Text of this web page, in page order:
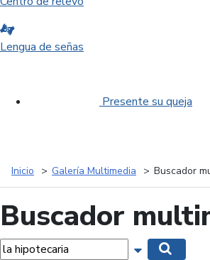
Lengua de señas
Presente su queja
Inicio Galería Multimedia Buscador
Buscador
Mostrar